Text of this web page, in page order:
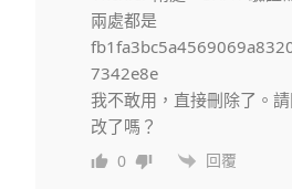
兩處都是
7342e8e
我不敢用，直接刪除了。
改了嗎？
0 回覆